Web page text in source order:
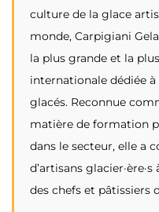
CONTACTS
LOGIN
FR
culture de la glace
monde, Carpigiani
la plus grande et la
internationale dédiée
glacés. Reconnue
matière de formation
dans le secteur, elle a
d’artisans
des chefs et pâtissiers